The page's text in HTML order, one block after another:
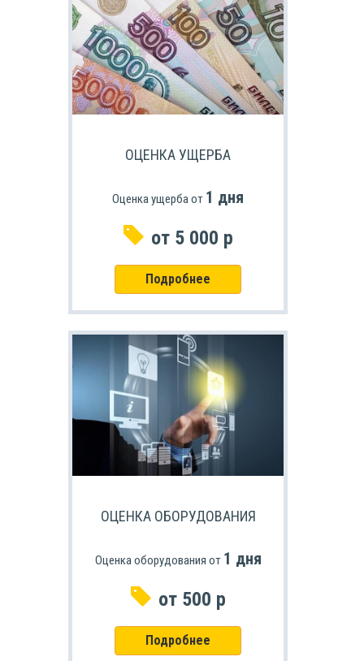
ОЦЕНКА УЩЕРБА
Оценка ущерба от 1 дня
от 5 000 р
Подробнее
ОЦЕНКА ОБОРУДОВАНИЯ
Оценка оборудования от 1 дня
от 500 р
Подробнее